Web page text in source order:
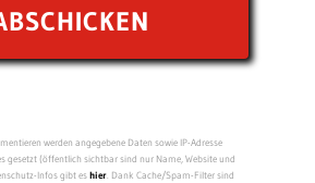
werden angegebene Daten sowie IP-Adresse
gesetzt (öffentlich sichtbar sind nur Name, Website und
Infos gibt eshier. Dank Cache/Spam-Filter sind